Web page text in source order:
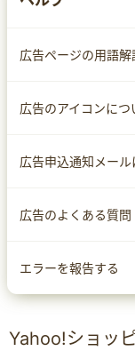
なお、設定方法は
サイトへ移動する
トのマニュアルをご
広告ページの用語解
広告のアイコンにつ
広告申込通知メール
広告のよくある質問
エラーを報告する
Yahoo!ショッ